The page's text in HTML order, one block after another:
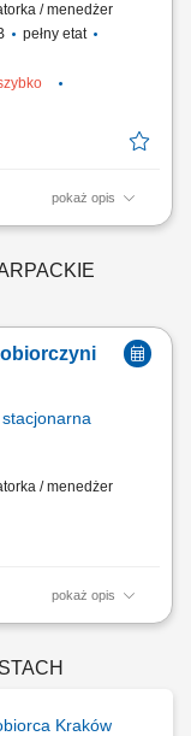
/ menedżer
pełny etat
pokaż opis
w branży marketingu
usług takich
social
stacjonarna
/ menedżer
pokaż opis
gospodarczej w
Kraków